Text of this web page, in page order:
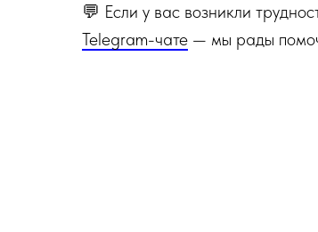
💬 Если у вас возникли
Telegram-чате — мы рады